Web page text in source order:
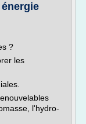
?
les
l'hydro-